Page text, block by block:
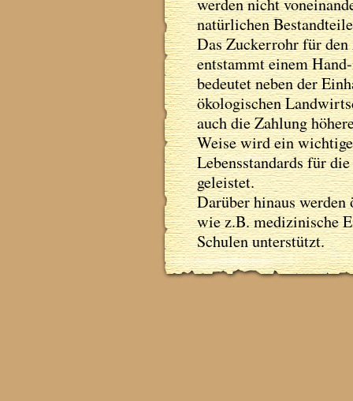
werden nicht
natürlichen
Das Zuckerrohr für
entstammt einem
bedeutet neben der
ökologischen
auch die Zahlung
Weise wird ein
Lebensstandards für
geleistet.
Darüber hinaus
wie z.B. medizinische
Schulen unterstützt.